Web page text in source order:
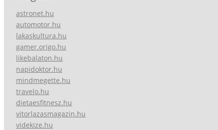
astronet.hu
automotor.hu
lakaskultura.hu
gamer.origo.hu
likebalaton.hu
napidoktor.hu
mindmegette.hu
travelo.hu
dietaesfitnesz.hu
vitorlazasmagazin.hu
videkize.hu